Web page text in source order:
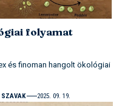
folyamat
és finoman hangolt ökológiai
2025. 09. 19.